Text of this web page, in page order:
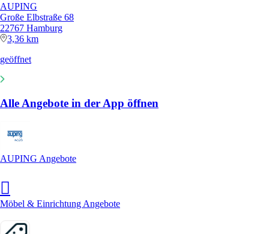
AUPING
Große Elbstraße 68
22767 Hamburg
3,36 km
geöffnet
Alle Angebote in der App öffnen
AUPING Angebote
Möbel & Einrichtung Angebote